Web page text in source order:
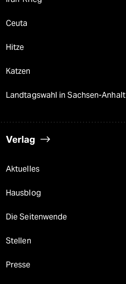
Ceuta
Hitze
Katzen
Landtagswahl in Sachsen-Anhalt
Verlag
Aktuelles
Hausblog
Die Seitenwende
Stellen
Presse